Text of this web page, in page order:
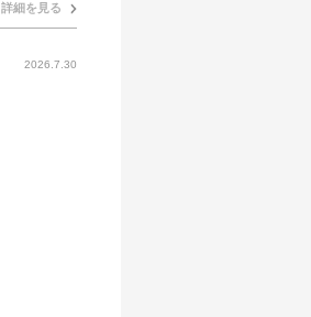
詳細を見る
2026.7.30